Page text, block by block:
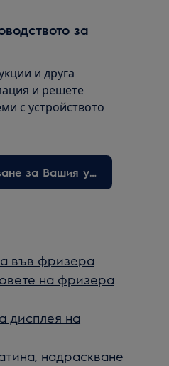
за
и друга
и решете
с устройството
Свалете упътване за Вашия уред
във фризера
на фризера
дисплея на
надраскване